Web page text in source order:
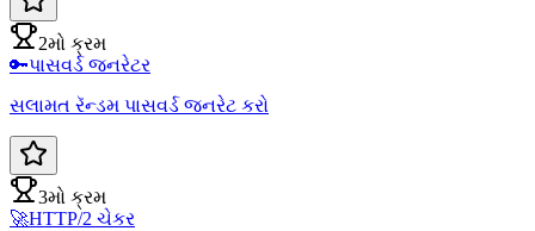
2મો ક્રમ
🔑પાસવર્ડ જનરેટર
સલામત રૅન્ડમ પાસવર્ડ જનરેટ કરો
3મો ક્રમ
🚀HTTP/2 ચેકર